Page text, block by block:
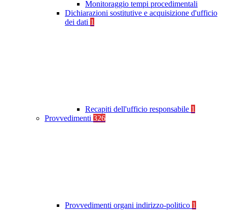
Monitoraggio tempi procedimentali
Dichiarazioni sostitutive e acquisizione d'ufficio
dei dati 1
Recapiti dell'ufficio responsabile 1
Provvedimenti 326
Provvedimenti organi indirizzo-politico 1